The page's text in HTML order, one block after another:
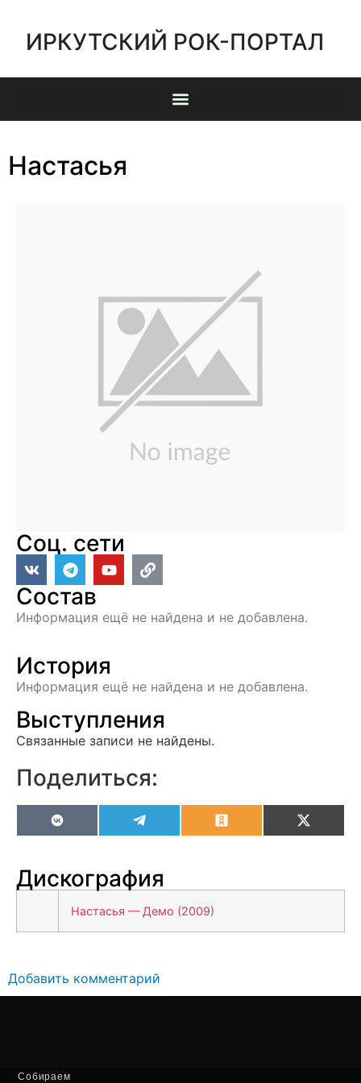
ИРКУТСКИЙ РОК-ПОРТАЛ
Настасья
Соц. сети
Состав
Информация ещё не найдена и не добавлена.
История
Информация ещё не найдена и не добавлена.
Выступления
Связанные записи не найдены.
Поделиться:
VK OdnoklassnikiX
Дискография
Настасья — Демо (2009)
Добавить комментарий
Собираем